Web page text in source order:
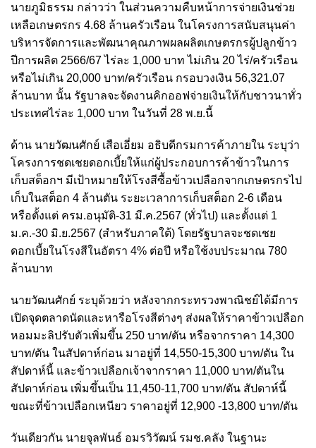
นายภูมิธรรม กล่าวว่า ในส่วนความคืบหน้าการจ่ายเงินช่วย
เหลือเกษตรกร 4.68 ล้านครัวเรือน ในโครงการสนับสนุนค่า
บริหารจัดการและพัฒนาคุณภาพผลผลิตเกษตรกรผู้ปลูกข้าว
ปีการผลิต 2566/67 ไร่ละ 1,000 บาท ไม่เกิน 20 ไร่/ครัวเรือน
หรือไม่เกิน 20,000 บาท/ครัวเรือน กรอบวงเงิน 56,321.07
ล้านบาท นั้น รัฐบาลจะจัดงานคิกออฟจ่ายเงินให้กับชาวนาทั่ว
ประเทศไร่ละ 1,000 บาท ในวันที่ 28 พ.ย.นี้
ด้าน นายวัฒนศักย์ เสือเอี่ยม อธิบดีกรมการค้าภายใน ระบุว่า
โครงการชดเชยดอกเบี้ยให้แก่ผู้ประกอบการค้าข้าวในการ
เก็บสต็อกฯ มีเป้าหมายให้โรงสีซื้อข้าวเปลือกจากเกษตรกรไป
เก็บในสต็อก 4 ล้านตัน ระยะเวลาการเก็บสต็อก 2-6 เดือน
หรือตั้งแต่ ครม.อนุมัติ-31 มี.ค.2567 (ทั่วไป) และตั้งแต่ 1
ม.ค.-30 มิ.ย.2567 (สำหรับภาคใต้) โดยรัฐบาลจะชดเชย
ดอกเบี้ยในโรงสีในอัตรา 4% ต่อปี หรือใช้งบประมาณ 780
ล้านบาท
นายวัฒนศักย์ ระบุด้วยว่า หลังจากกระทรวงพาณิชย์ได้มีการ
เปิดจุดตลาดนัดและหารือโรงสีต่างๆ ส่งผลให้ราคาข้าวเปลือก
หอมมะลิปรับตัวเพิ่มขึ้น 250 บาท/ตัน หรือจากราคา 14,300
บาท/ตัน ในสัปดาห์ก่อน มาอยู่ที่ 14,550-15,300 บาท/ตัน ใน
สัปดาห์นี้ และข้าวเปลือกเจ้าจากราคา 11,000 บาท/ตันใน
สัปดาห์ก่อน เพิ่มขึ้นเป็น 11,450-11,700 บาท/ตัน สัปดาห์นี้
ขณะที่ข้าวเปลือกเหนียว ราคาอยู่ที่ 12,900 -13,800 บาท/ตัน
วันเดียวกัน นายจุลพันธ์ อมรวิวัฒน์ รมช.คลัง ในฐานะ